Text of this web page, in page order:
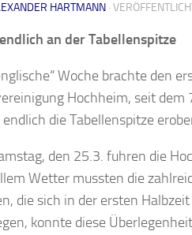
HARTMANN ·
an der Tabellenspitze
Woche brachte den
Hochheim, seit dem
die Tabellenspitze
den 25.3. fuhren die
Wetter mussten die
die sich in der ersten
konnte diese